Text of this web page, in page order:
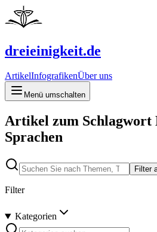
dreieinigkeit.de
ArtikelInfografikenÜber uns
Menü umschalten
Artikel zum Schlagwort
Sprachen
Filter
Filter
Kategorien